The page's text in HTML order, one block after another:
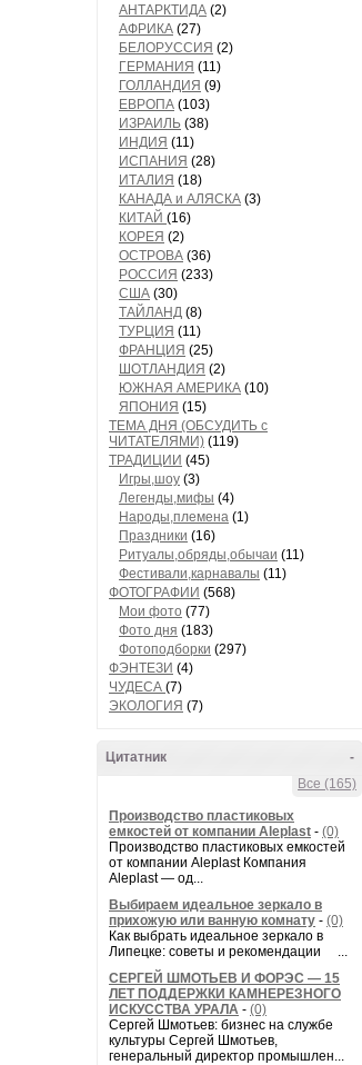
АНТАРКТИДА (2)
АФРИКА (27)
БЕЛОРУССИЯ (2)
ГЕРМАНИЯ (11)
ГОЛЛАНДИЯ (9)
ЕВРОПА (103)
ИЗРАИЛЬ (38)
ИНДИЯ (11)
ИСПАНИЯ (28)
ИТАЛИЯ (18)
КАНАДА и АЛЯСКА (3)
КИТАЙ (16)
КОРЕЯ (2)
ОСТРОВА (36)
РОССИЯ (233)
США (30)
ТАЙЛАНД (8)
ТУРЦИЯ (11)
ФРАНЦИЯ (25)
ШОТЛАНДИЯ (2)
ЮЖНАЯ АМЕРИКА (10)
ЯПОНИЯ (15)
ТЕМА ДНЯ (ОБСУДИТЬ с
ЧИТАТЕЛЯМИ) (119)
ТРАДИЦИИ (45)
Игры,шоу (3)
Легенды,мифы (4)
Народы,племена (1)
Праздники (16)
Ритуалы,обряды,обычаи (11)
Фестивали,карнавалы (11)
ФОТОГРАФИИ (568)
Мои фото (77)
Фото дня (183)
Фотоподборки (297)
ФЭНТЕЗИ (4)
ЧУДЕСА (7)
ЭКОЛОГИЯ (7)
-
Цитатник
Все (165)
Производство пластиковых
емкостей от компании Aleplast - (0)
Производство пластиковых емкостей
от компании Aleplast Компания
Aleplast — од...
Выбираем идеальное зеркало в
прихожую или ванную комнату - (0)
Как выбрать идеальное зеркало в
Липецке: советы и рекомендации ...
СЕРГЕЙ ШМОТЬЕВ И ФОРЭС — 15
ЛЕТ ПОДДЕРЖКИ КАМНЕРЕЗНОГО
ИСКУССТВА УРАЛА - (0)
Сергей Шмотьев: бизнес на службе
культуры Сергей Шмотьев,
генеральный директор промышлен...